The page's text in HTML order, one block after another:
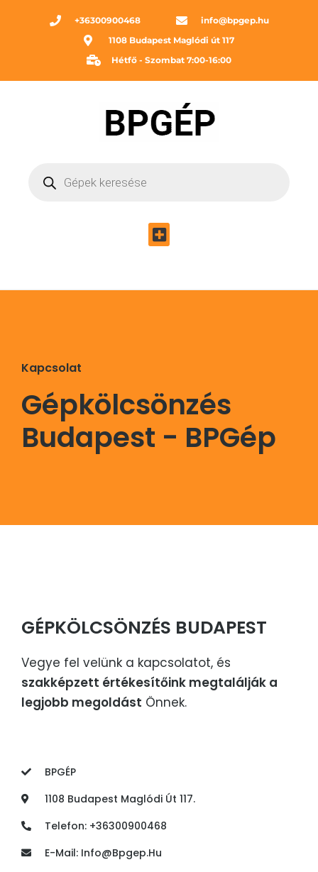
+36300900468
info@bpgep.hu
1108 Budapest Maglódi út 117
Hétfő - Szombat 7:00-16:00
Kapcsolat
Gépkölcsönzés
Budapest - BPGép
GÉPKÖLCSÖNZÉS BUDAPEST
Vegye fel velünk a kapcsolatot, és
szakképzett értékesítőink megtalálják a
legjobb megoldást Önnek.
BPGÉP
1108 Budapest Maglódi Út 117.
Telefon: +36300900468
E-Mail: Info@bpgep.hu